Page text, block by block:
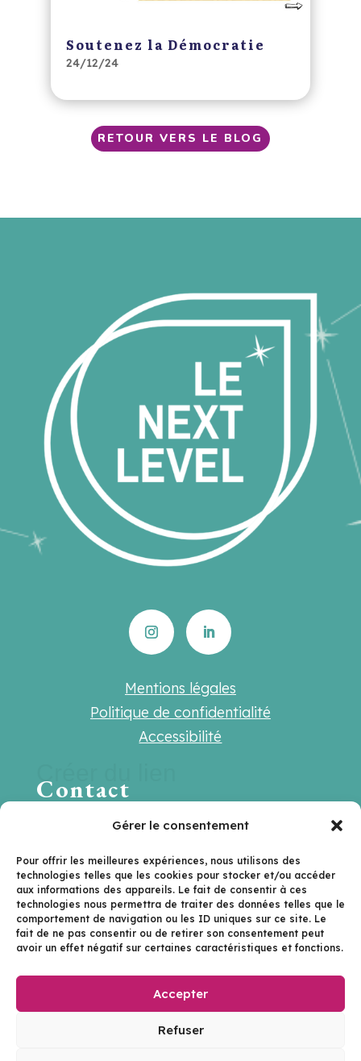
Gérer le consentement
Pour offrir les meilleures expériences, nous utilisons des
technologies telles que les cookies pour stocker et/ou accéder
aux informations des appareils. Le fait de consentir à ces
technologies nous permettra de traiter des données telles que le
comportement de navigation ou les ID uniques sur ce site. Le
fait de ne pas consentir ou de retirer son consentement peut
avoir un effet négatif sur certaines caractéristiques et fonctions.
Accepter
Refuser
Soutenez la Démocratie
24/12/24
RETOUR VERS LE BLOG
Mentions légales
Politique de confidentialité
Accessibilité
Contact
Une question ? Une suggestion ? Une
Contactez-nous sur
hello@lenextlevel.org
Je m'inscris à la newsletter
Le Next Level | ©2026